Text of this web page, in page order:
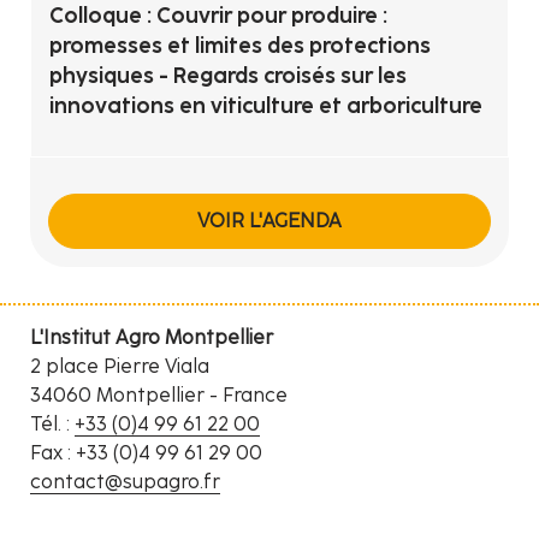
Colloque : Couvrir pour produire :
promesses et limites des protections
physiques - Regards croisés sur les
innovations en viticulture et arboriculture
VOIR L'AGENDA
L'Institut Agro Montpellier
2 place Pierre Viala
34060 Montpellier - France
Tél. : +33 (0)4 99 61 22 00
Fax : +33 (0)4 99 61 29 00
contact@supagro.fr